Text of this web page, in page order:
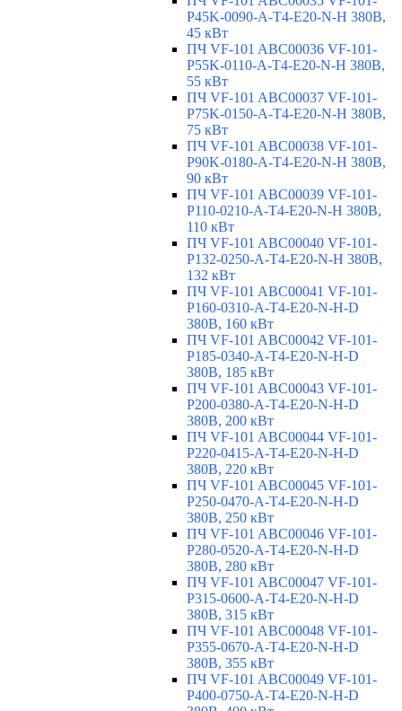
P45K-0090-A-T4-E20-N-H 380В,
45 кВт
ПЧ VF-101 ABC00036 VF-101-
P55K-0110-A-T4-E20-N-H 380В,
55 кВт
ПЧ VF-101 ABC00037 VF-101-
P75K-0150-A-T4-E20-N-H 380В,
75 кВт
ПЧ VF-101 ABC00038 VF-101-
P90K-0180-A-T4-E20-N-H 380В,
90 кВт
ПЧ VF-101 ABC00039 VF-101-
P110-0210-A-T4-E20-N-H 380В,
110 кВт
ПЧ VF-101 ABC00040 VF-101-
P132-0250-A-T4-E20-N-H 380В,
132 кВт
ПЧ VF-101 ABC00041 VF-101-
P160-0310-A-T4-E20-N-H-D
380В, 160 кВт
ПЧ VF-101 ABC00042 VF-101-
P185-0340-A-T4-E20-N-H-D
380В, 185 кВт
ПЧ VF-101 ABC00043 VF-101-
P200-0380-A-T4-E20-N-H-D
380В, 200 кВт
ПЧ VF-101 ABC00044 VF-101-
P220-0415-A-T4-E20-N-H-D
380В, 220 кВт
ПЧ VF-101 ABC00045 VF-101-
P250-0470-A-T4-E20-N-H-D
380В, 250 кВт
ПЧ VF-101 ABC00046 VF-101-
P280-0520-A-T4-E20-N-H-D
380В, 280 кВт
ПЧ VF-101 ABC00047 VF-101-
P315-0600-A-T4-E20-N-H-D
380В, 315 кВт
ПЧ VF-101 ABC00048 VF-101-
P355-0670-A-T4-E20-N-H-D
380В, 355 кВт
ПЧ VF-101 ABC00049 VF-101-
P400-0750-A-T4-E20-N-H-D